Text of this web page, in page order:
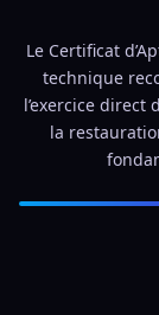
Le Certificat
technique
l’exercice direct
la